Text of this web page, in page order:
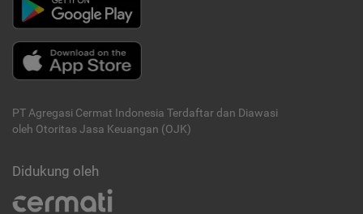
PT Agregasi Cermat Indonesia Terdaftar dan Diawasi
oleh Otoritas Jasa Keuangan (OJK)
Didukung oleh